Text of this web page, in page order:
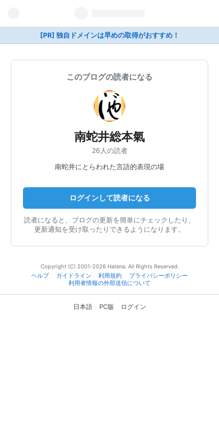
[PR] 独自ドメインは早めの取得がおすすめ！
このブログの読者になる
南蛇井総本氣
26人の読者
南蛇井にとらわれた言語的表現の場
ログインして読者になる
読者になると、ブログの更新を簡単にチェックしたり、
更新通知を受け取ったりできるようになります。
Copyright (C) 2001-2026 Hatena. All Rights Reserved.
ヘルプ
ガイドライン 利用規約
プライバシーポリシー
利用者情報の外部送信について
日本語 PC版 ログイン